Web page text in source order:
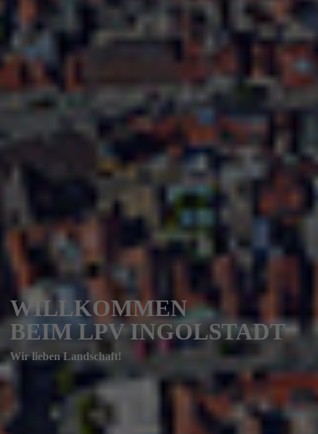
WILLKOMMEN
BEIM LPV INGOLSTADT
Wir lieben Landschaft!